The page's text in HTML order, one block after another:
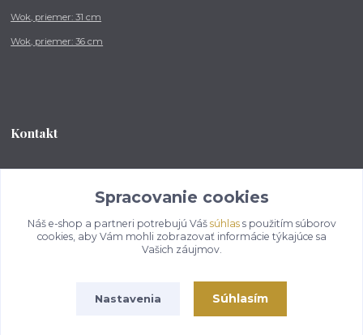
Wok, priemer: 31 cm
Wok, priemer: 36 cm
Kontakt
od 8:00 - do 16:00 hod
info@kotlikovesupravy.sk
Spracovanie cookies
Náš e-shop a partneri potrebujú Váš súhlass použitím súborov
cookies, aby Vám mohli zobrazovať informácie týkajúce sa
Vašich záujmov.
Nastavenia Súhlasím